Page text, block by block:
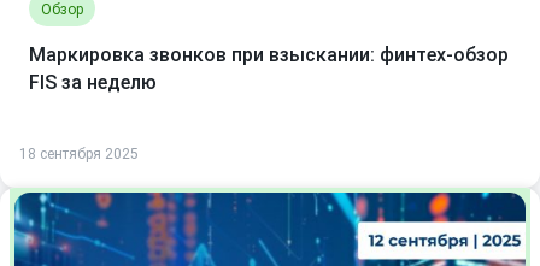
Обзор
Маркировка звонков при взыскании: финтех-обзор
FIS за неделю
18 сентября 2025